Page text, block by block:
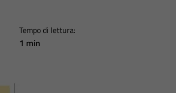
Tempo di lettura:
1 min